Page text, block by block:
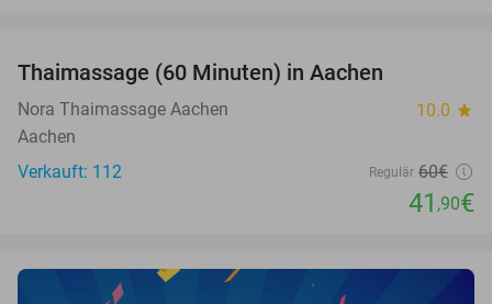
Thaimassage (60 Minuten) in Aachen
Nora Thaimassage Aachen 10.0 star
Aachen
Verkauft: 112
Regulär 60€
41 ,90€